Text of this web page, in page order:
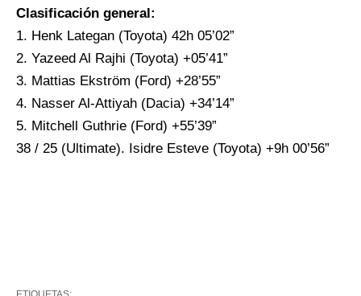
Clasificación general:
1. Henk Lategan (Toyota) 42h 05’02”
2. Yazeed Al Rajhi (Toyota) +05’41”
3. Mattias Ekström (Ford) +28’55”
4. Nasser Al-Attiyah (Dacia) +34’14”
5. Mitchell Guthrie (Ford) +55’39”
38 / 25 (Ultimate). Isidre Esteve (Toyota) +9h 00’56”